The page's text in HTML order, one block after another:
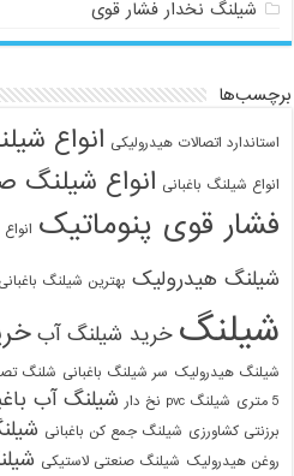
شیلنگ نخدار فشار قوی
برچسب‌ها
استاندارد اتصالات هیدرولیکی انواع
انواع شیلنگ باغبانی انواع شیلنگ
فشار قوی پنوماتیک
شیلنگ هیدرولیک بهترین شیلنگ باغبانی
شیلنگ خرید شیلنگ آب
شیلنگ هیدرولیک سر شیلنگ باغبانی شلنگ
5 متری
شیلنگ pvc نخ دار شیلنگ آب
برزنتی کشاورزی شیلنگ جمع کن باغبانی
روغن هیدرولیک شیلنگ صنعتی لاستیکی